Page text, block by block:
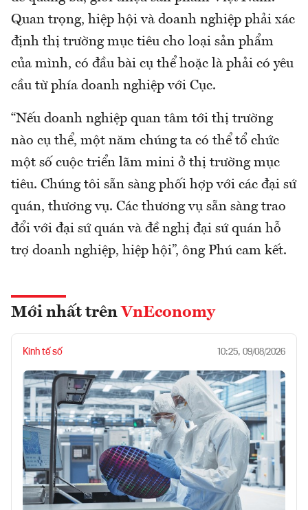
Quan trọng, hiệp hội và doanh nghiệp phải xác
định thị trường mục tiêu cho loại sản phẩm
của mình, có đầu bài cụ thể hoặc là phải có yêu
cầu từ phía doanh nghiệp với Cục.
“Nếu doanh nghiệp quan tâm tới thị trường
nào cụ thể, một năm chúng ta có thể tổ chức
một số cuộc triển lãm mini ở thị trường mục
tiêu. Chúng tôi sẵn sàng phối hợp với các đại sứ
quán, thương vụ. Các thương vụ sẵn sàng trao
đổi với đại sứ quán và đề nghị đại sứ quán hỗ
trợ doanh nghiệp, hiệp hội”, ông Phú cam kết.
Mới nhất trên VnEconomy
Kinh tế số 10:25, 09/08/2026